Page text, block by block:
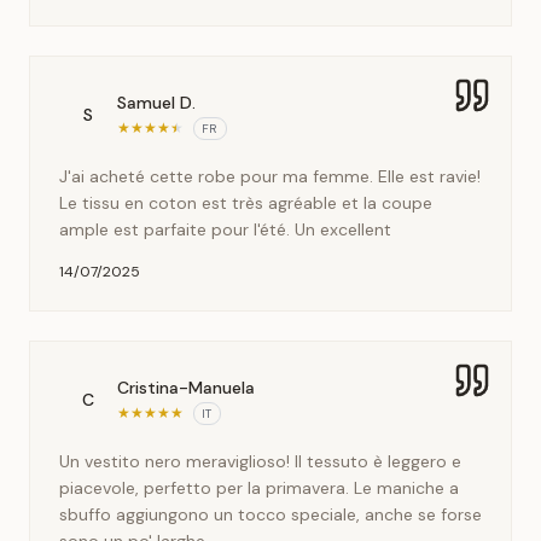
S
Samuel D.
★★★★★ FR
J'ai acheté cette robe pour ma femme. Elle est ravie!
Le tissu en coton est très agréable et la coupe
ample est parfaite pour l'été. Un excellent
14/07/2025
C
Cristina-Manuela
★★★★★ IT
Un vestito nero meraviglioso! Il tessuto è leggero e
piacevole, perfetto per la primavera. Le maniche a
sbuffo aggiungono un tocco speciale, anche se forse